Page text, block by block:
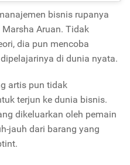
bisnis rupanya
Aruan. Tidak
dia pun mencoba
di dunia nyata.
artis pun tidak
terjun ke dunia bisnis.
dikeluarkan oleh pemain
jauh dari barang yang